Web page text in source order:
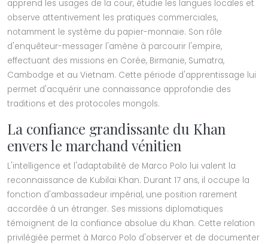
apprend les usages de la cour, étudie les langues locales et
observe attentivement les pratiques commerciales,
notamment le système du papier-monnaie. Son rôle
d'enquêteur-messager l'amène à parcourir l'empire,
effectuant des missions en Corée, Birmanie, Sumatra,
Cambodge et au Vietnam. Cette période d'apprentissage lui
permet d'acquérir une connaissance approfondie des
traditions et des protocoles mongols.
La confiance grandissante du Khan
envers le marchand vénitien
L'intelligence et l'adaptabilité de Marco Polo lui valent la
reconnaissance de Kubilai Khan. Durant 17 ans, il occupe la
fonction d'ambassadeur impérial, une position rarement
accordée à un étranger. Ses missions diplomatiques
témoignent de la confiance absolue du Khan. Cette relation
privilégiée permet à Marco Polo d'observer et de documenter